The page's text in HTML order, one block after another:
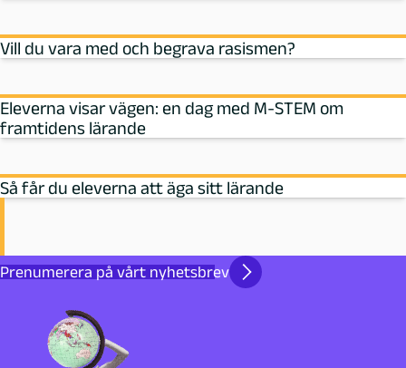
Vill du vara med och begrava rasismen?
Eleverna visar vägen: en dag med M‑STEM om
framtidens lärande
Så får du eleverna att äga sitt lärande
Prenumerera på vårt nyhetsbrev